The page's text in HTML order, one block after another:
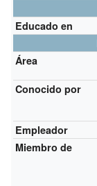
Educado en
Área
Conocido por
Empleador
Miembro de